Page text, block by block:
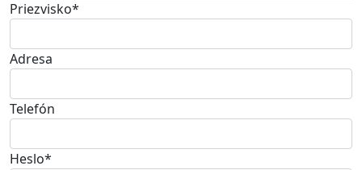
Priezvisko*
Adresa
Telefón
Heslo*